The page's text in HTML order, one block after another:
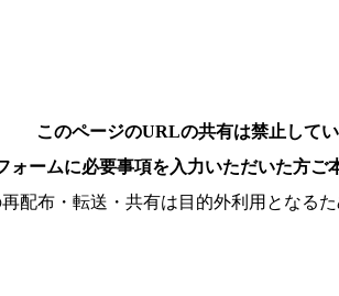
このページのURLの共有は禁止してい
ォームに必要事項を入力いただいた方ご
配布・転送・共有は目的外利用となるた